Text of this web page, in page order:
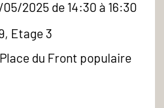
2025 de 14:30 à 16:30
Etage 3
du Front populaire